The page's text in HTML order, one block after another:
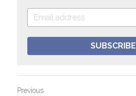
SUBSCRIBE
Previous